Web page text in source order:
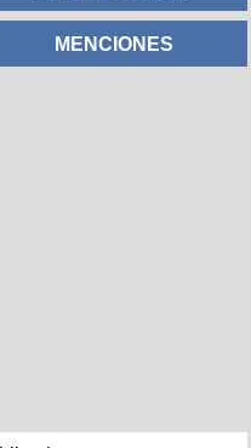
MENCIONES